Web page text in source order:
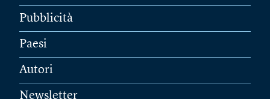
Pubblicità
Paesi
Autori
Newsletter